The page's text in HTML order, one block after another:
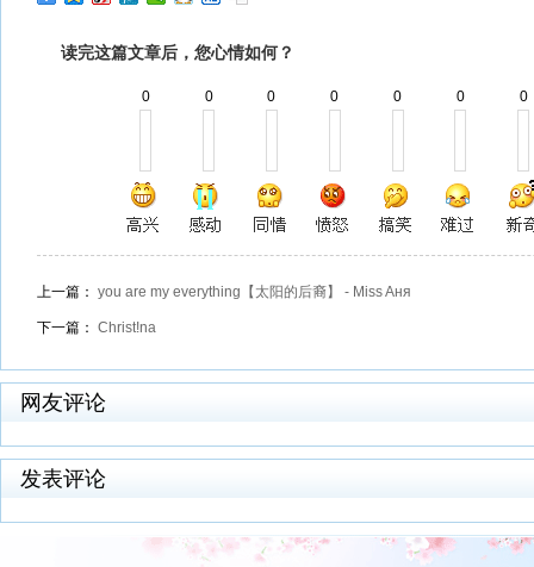
读完这篇文章后，您心情如何？
0 0 0 0 0 0 0
上一篇： you are my everything【太阳的后裔】 - Miss Aня
下一篇： Christ!na
网友评论
发表评论